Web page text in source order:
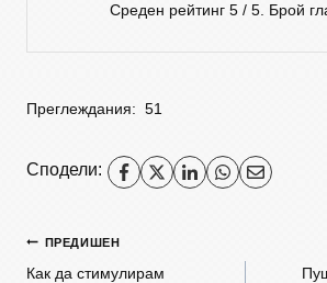
Среден рейтинг 5/ 5. Брой
Преглеждания: 51
Сподели:
ПРЕДИШЕН
Как да стимулирам